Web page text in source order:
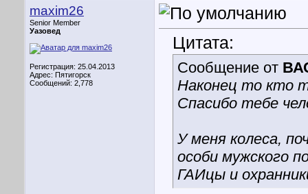
maxim26
Senior Member
Уазовед
Регистрация: 25.04.2013
Адрес: Пятигорск
Сообщений: 2,778
Цитата:
Сообщение от
Наконец то кто
Спасибо тебе
У меня колеса,
особи мужского
ГАИцы и